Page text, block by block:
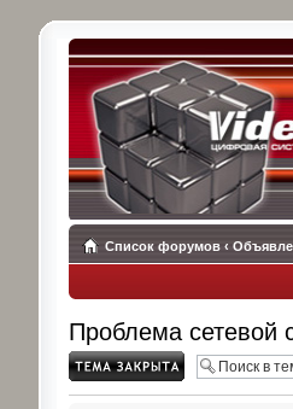
Список форумов ‹
Проблема сетевой
Topic locked